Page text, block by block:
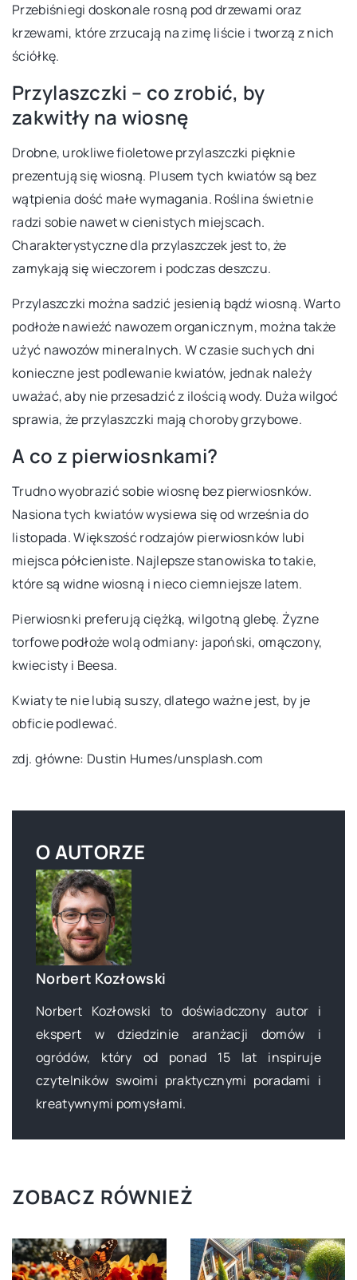
Przebiśniegi doskonale rosną pod drzewami oraz
krzewami, które zrzucają na zimę liście i tworzą z nich
ściółkę.
Przylaszczki – co zrobić, by
zakwitły na wiosnę
Drobne, urokliwe fioletowe przylaszczki pięknie
prezentują się wiosną. Plusem tych kwiatów są bez
wątpienia dość małe wymagania. Roślina świetnie
radzi sobie nawet w cienistych miejscach.
Charakterystyczne dla przylaszczek jest to, że
zamykają się wieczorem i podczas deszczu.
Przylaszczki można sadzić jesienią bądź wiosną. Warto
podłoże nawieźć nawozem organicznym, można także
użyć nawozów mineralnych. W czasie suchych dni
konieczne jest podlewanie kwiatów, jednak należy
uważać, aby nie przesadzić z ilością wody. Duża wilgoć
sprawia, że przylaszczki mają choroby grzybowe.
A co z pierwiosnkami?
Trudno wyobrazić sobie wiosnę bez pierwiosnków.
Nasiona tych kwiatów wysiewa się od września do
listopada. Większość rodzajów pierwiosnków lubi
miejsca półcieniste. Najlepsze stanowiska to takie,
które są widne wiosną i nieco ciemniejsze latem.
Pierwiosnki preferują ciężką, wilgotną glebę. Żyzne
torfowe podłoże wolą odmiany: japoński, omączony,
kwiecisty i Beesa.
Kwiaty te nie lubią suszy, dlatego ważne jest, by je
obficie podlewać.
zdj. główne: Dustin Humes/unsplash.com
O AUTORZE
Norbert Kozłowski
Norbert Kozłowski to doświadczony autor i
ekspert w dziedzinie aranżacji domów i
ogródów, który od ponad 15 lat inspiruje
czytelników swoimi praktycznymi poradami i
kreatywnymi pomysłami.
ZOBACZ RÓWNIEŻ